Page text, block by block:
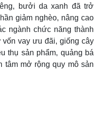
bưởi da xanh đã trở
giảm nghèo, nâng cao
ngành chức năng thành
vay ưu đãi, giống cây
thụ sản phẩm, quảng bá
tâm mở rộng quy mô sản